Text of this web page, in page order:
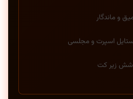
و ماندگار
اسپرت و مجلسی
زیر کت